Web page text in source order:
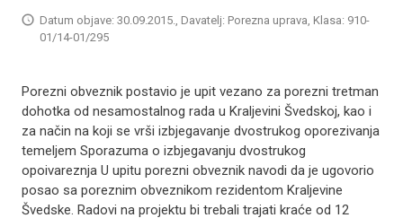
Datum objave: 30.09.2015., Davatelj: Porezna uprava, Klasa: 910-
01/14-01/295
Porezni obveznik postavio je upit vezano za porezni tretman
dohotka od nesamostalnog rada u Kraljevini Švedskoj, kao i
za način na koji se vrši izbjegavanje dvostrukog oporezivanja
temeljem Sporazuma o izbjegavanju dvostrukog
opoivareznja U upitu porezni obveznik navodi da je ugovorio
posao sa poreznim obveznikom rezidentom Kraljevine
Švedske. Radovi na projektu bi trebali trajati kraće od 12